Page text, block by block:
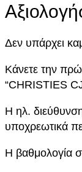
,
/
/
6
π
σ
ό
τ
Δεν υπάρχει
Κάνετε την
“CHRISTIES
Η ηλ.
υποχρεωτικά
Η βαθμολογία